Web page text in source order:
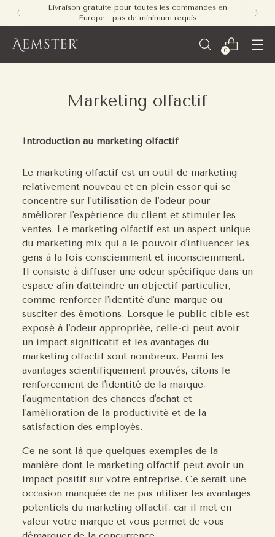
Livraison gratuite pour toutes les commandes en
Europe - pas de minimum requis
0
Marketing olfactif
Introduction au marketing olfactif
Le marketing olfactif est un outil de marketing
relativement nouveau et en plein essor qui se
concentre sur l'utilisation de l'odeur pour
améliorer l'expérience du client et stimuler les
ventes. Le marketing olfactif est un aspect unique
du marketing mix qui a le pouvoir d'influencer les
gens à la fois consciemment et inconsciemment.
Il consiste à diffuser une odeur spécifique dans un
espace afin d'atteindre un objectif particulier,
comme renforcer l'identité d'une marque ou
susciter des émotions. Lorsque le public cible est
exposé à l'odeur appropriée, celle-ci peut avoir
un impact significatif et les avantages du
marketing olfactif sont nombreux. Parmi les
avantages scientifiquement prouvés, citons le
renforcement de l'identité de la marque,
l'augmentation des chances d'achat et
l'amélioration de la productivité et de la
satisfaction des employés.
Ce ne sont là que quelques exemples de la
manière dont le marketing olfactif peut avoir un
impact positif sur votre entreprise. Ce serait une
occasion manquée de ne pas utiliser les avantages
potentiels du marketing olfactif, car il met en
valeur votre marque et vous permet de vous